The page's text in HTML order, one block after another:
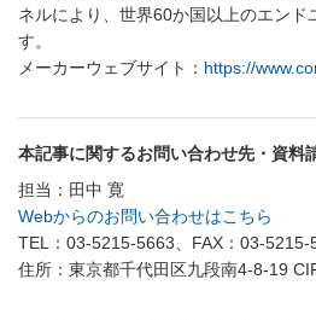
ネルにより、世界60か国以上のエンド
す。
メーカーウェブサイト： https://
本記事に関するお問い合わせ先・資料
担当：田中 寛
Webからのお問い合わせはこちら
TEL：03-5215-5663、FAX：03-5215-
住所：東京都千代田区九段南4-8-19